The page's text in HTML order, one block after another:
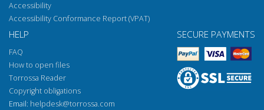
Accessibility
Accessibility Conformance Report (VPAT)
HELP
FAQ
How to open files
Torrossa Reader
Copyright obligations
Email: helpdesk@torrossa.com
SECURE PAYMENTS